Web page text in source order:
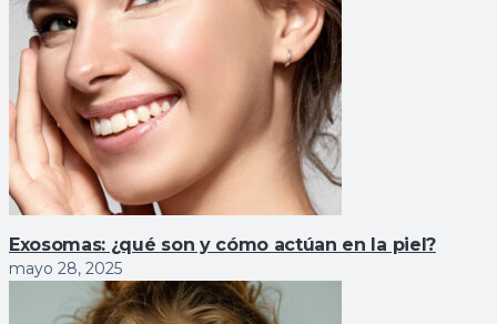
Exosomas: ¿qué son y cómo actúan en la piel?
mayo 28, 2025